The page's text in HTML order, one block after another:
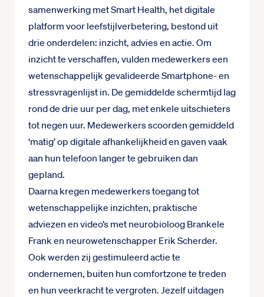
samenwerking met Smart Health, het digitale
platform voor leefstijlverbetering, bestond uit
drie onderdelen: inzicht, advies en actie. Om
inzicht te verschaffen, vulden medewerkers een
wetenschappelijk gevalideerde Smartphone- en
stressvragenlijst in. De gemiddelde schermtijd lag
rond de drie uur per dag, met enkele uitschieters
tot negen uur. Medewerkers scoorden gemiddeld
‘matig’ op digitale afhankelijkheid en gaven vaak
aan hun telefoon langer te gebruiken dan
gepland.
Daarna kregen medewerkers toegang tot
wetenschappelijke inzichten, praktische
adviezen en video’s met neurobioloog Brankele
Frank en neurowetenschapper Erik Scherder.
Ook werden zij gestimuleerd actie te
ondernemen, buiten hun comfortzone te treden
en hun veerkracht te vergroten. Jezelf uitdagen